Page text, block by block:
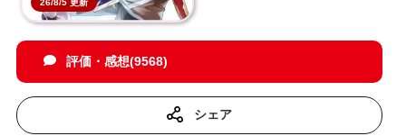
26/8/5 更新
評価・感想(9568)
シェア